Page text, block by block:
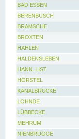
BAD ESSEN
BERENBUSCH
BRAMSCHE
BROXTEN
HAHLEN
HALDENSLEBEN
HANN. LIST
HÖRSTEL
KANALBRÜCKE
LOHNDE
LÜBBECKE
MEHRUM
NIENBRÜGGE